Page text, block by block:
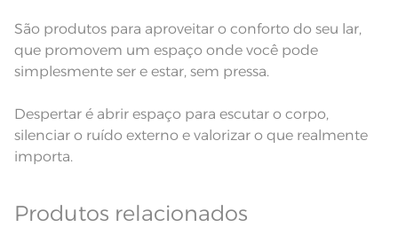
São produtos para aproveitar o conforto do seu lar,
que promovem um espaço onde você pode
simplesmente ser e estar, sem pressa.
Despertar é abrir espaço para escutar o corpo,
silenciar o ruído externo e valorizar o que realmente
importa.
Produtos relacionados